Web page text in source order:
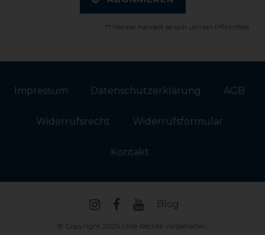
** Hierbei handelt es sich um ein Pflichtfeld.
Impressum Daten­schutz­erklärung AGB
Widerrufs­recht Widerrufs­formular
Kontakt
Blog
© Copyright 2026 | Alle Rechte vorbehalten.